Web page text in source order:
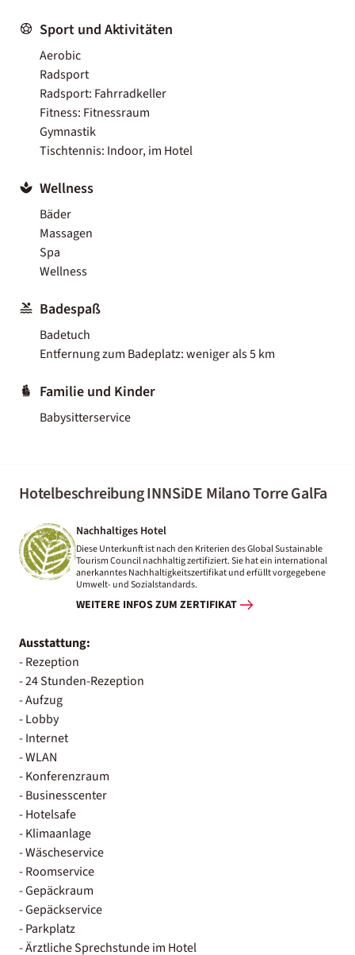
Sport und Aktivitäten
Aerobic
Radsport
Radsport: Fahrradkeller
Fitness: Fitnessraum
Gymnastik
Tischtennis: Indoor, im Hotel
Wellness
Bäder
Massagen
Spa
Wellness
Badespaß
Badetuch
Entfernung zum Badeplatz: weniger als 5 km
Familie und Kinder
Babysitterservice
Hotelbeschreibung INNSiDE Milano Torre GalFa
Nachhaltiges Hotel
Diese Unterkunft ist nach den Kriterien des Global Sustainable
Tourism Council nachhaltig zertifiziert. Sie hat ein international
anerkanntes Nachhaltigkeitszertifikat und erfüllt vorgegebene
Umwelt- und Sozialstandards.
WEITERE INFOS ZUM ZERTIFIKAT
Ausstattung:
- Rezeption
- 24 Stunden-Rezeption
- Aufzug
- Lobby
- Internet
- WLAN
- Konferenzraum
- Businesscenter
- Hotelsafe
- Klimaanlage
- Wäscheservice
- Roomservice
- Gepäckraum
- Gepäckservice
- Parkplatz
- Ärztliche Sprechstunde im Hotel